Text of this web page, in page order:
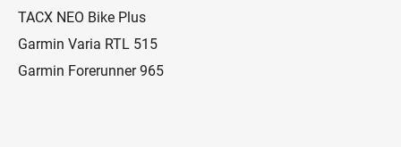
TACX NEO Bike Plus
Garmin Varia RTL 515
Garmin Forerunner 965